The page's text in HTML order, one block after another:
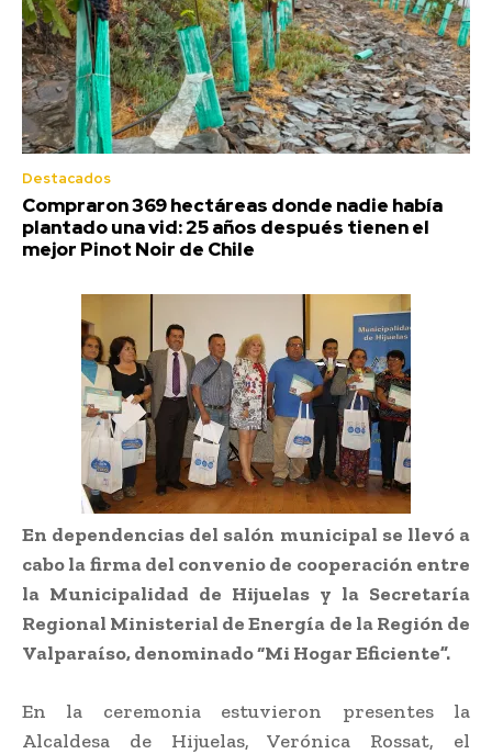
Destacados
Compraron 369 hectáreas donde nadie había
plantado una vid: 25 años después tienen el
mejor Pinot Noir de Chile
En dependencias del salón municipal se llevó a
cabo la firma del convenio de cooperación entre
la Municipalidad de Hijuelas y la Secretaría
Regional Ministerial de Energía de la Región de
Valparaíso, denominado “Mi Hogar Eficiente”.
En la ceremonia estuvieron presentes la
Alcaldesa de Hijuelas, Verónica Rossat, el